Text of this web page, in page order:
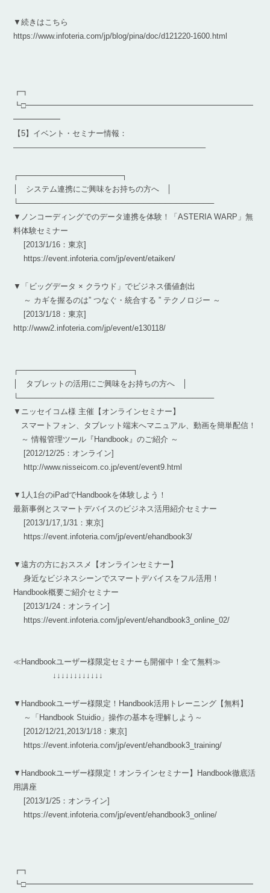
▼続きはこちら
https://www.infoteria.com/jp/blog/pina/doc/d121220-1600.html
┏┓
┗□━━━━━━━━━━━━━━━━━━━━━━━━━━━━━
━━━━━━
【5】イベント・セミナー情報：
————————————————————————–
┌───────────────────┐
│ システム連携にご興味をお持ちの方へ │
└────────────────────────────────────
▼ノンコーディングでのデータ連携を体験！「ASTERIA WARP」無
料体験セミナー
[2013/1/16：東京]
https://event.infoteria.com/jp/event/etaiken/
▼「ビッグデータ × クラウド」でビジネス価値創出
～ カギを握るのは” つなぐ・統合する ” テクノロジー ～
[2013/1/18：東京]
http://www2.infoteria.com/jp/event/e130118/
┌─────────────────────┐
│ タブレットの活用にご興味をお持ちの方へ │
└────────────────────────────────────
▼ニッセイコム様 主催【オンラインセミナー】
スマートフォン、タブレット端末へマニュアル、動画を簡単配信！
～ 情報管理ツール『Handbook』のご紹介 ～
[2012/12/25：オンライン]
http://www.nisseicom.co.jp/event/event9.html
▼1人1台のiPadでHandbookを体験しよう！
最新事例とスマートデバイスのビジネス活用紹介セミナー
[2013/1/17,1/31：東京]
https://event.infoteria.com/jp/event/ehandbook3/
▼遠方の方におススメ【オンラインセミナー】
身近なビジネスシーンでスマートデバイスをフル活用！
Handbook概要ご紹介セミナー
[2013/1/24：オンライン]
https://event.infoteria.com/jp/event/ehandbook3_online_02/
≪Handbookユーザー様限定セミナーも開催中！全て無料≫
↓↓↓↓↓↓↓↓↓↓↓↓
▼Handbookユーザー様限定！Handbook活用トレーニング【無料】
～「Handbook Stuidio」操作の基本を理解しよう～
[2012/12/21,2013/1/18：東京]
https://event.infoteria.com/jp/event/ehandbook3_training/
▼Handbookユーザー様限定！オンラインセミナー】Handbook徹底活
用講座
[2013/1/25：オンライン]
https://event.infoteria.com/jp/event/ehandbook3_online/
┏┓
┗□━━━━━━━━━━━━━━━━━━━━━━━━━━━━━